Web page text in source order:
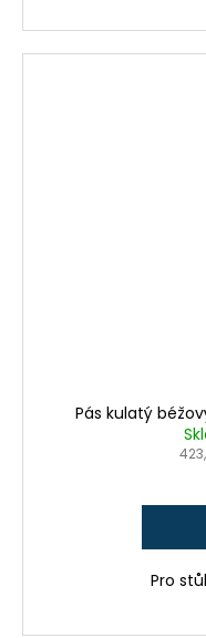
Pás kulatý
Pro